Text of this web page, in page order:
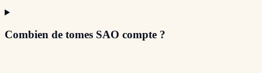
Combien de tomes SAO compte ?